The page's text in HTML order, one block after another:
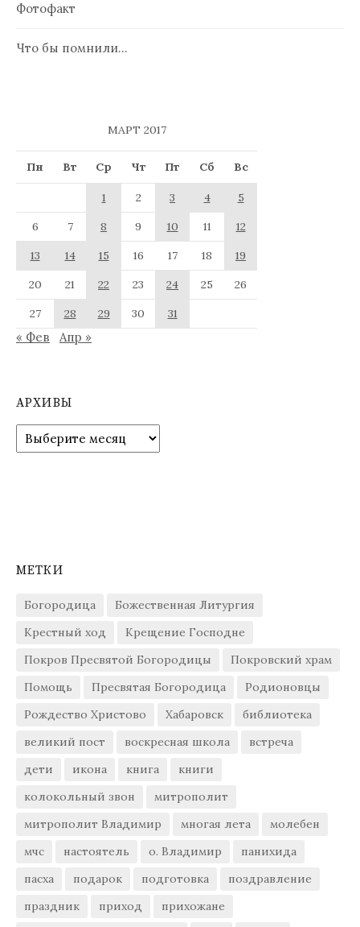
Фотофакт
Что бы помнили…
МАРТ 2017
Пн Вт Ср Чт Пт Сб Вс
1 2 3 4
5
6
7 8 9 10 11
12
13
14 15 16 17 18
19
20
21 22 23 24 25
26
27
28 29 30 31
« Фев Апр »
АРХИВЫ
Архивы
МЕТКИ
Богородица
Божественная Литургия
Крестный ход
Крещение Господне
Покров Пресвятой Богородицы
Покровский храм
Помощь
Пресвятая Богородица
Родионовцы
Рождество Христово
Хабаровск
библиотека
великий пост
воскресная школа
встреча
дети
икона книга
книги
колокольный звон
митрополит
митрополит Владимир
многая лета
молебен
мчс
настоятель о. Владимир
панихида
пасха
подарок подготовка
поздравление
праздник
приход
прихожане